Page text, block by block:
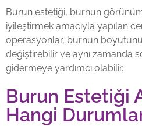
Burun estetiği, burnun
iyileştirmek amacıyla yapılan
operasyonlar, burnun
değiştirebilir ve aynı zamanda
gidermeye yardımcı olabilir.
Burun Estetiği
Hangi